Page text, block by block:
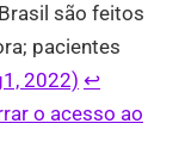
são feitos
pacientes
2022) ↩︎
o acesso ao